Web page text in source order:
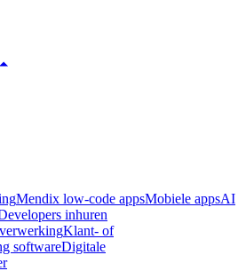
Mendix low-code appsMobiele appsAI
inhuren
Klant- of
softwareDigitale